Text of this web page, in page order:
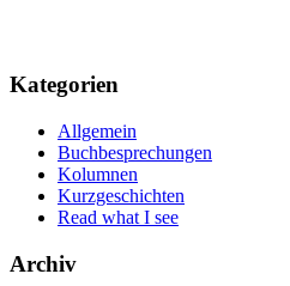
Kategorien
Allgemein
Buchbesprechungen
Kolumnen
Kurzgeschichten
Read what I see
Archiv